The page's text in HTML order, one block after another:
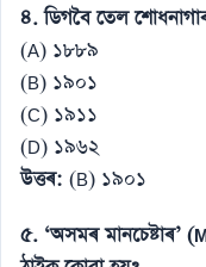
৪. ডিগবৈ তেল
(A) ১৮৮৯
(B) ১৯০১
(C) ১৯১১
(D) ১৯৬২
উত্তৰ: (B) ১৯০১
৫. ‘অসমৰ